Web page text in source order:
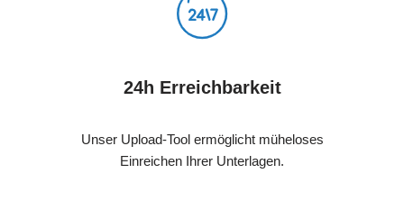
24h Erreichbarkeit
Unser Upload-Tool ermöglicht müheloses
Einreichen Ihrer Unterlagen.